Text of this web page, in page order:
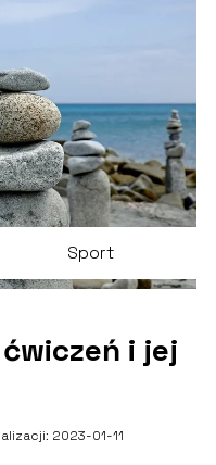
Sport
i jej
2023-01-11